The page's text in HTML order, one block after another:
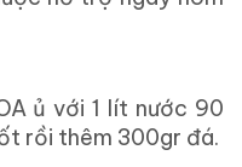
ủ với 1 lít nước 90
rồi thêm 300gr đá.